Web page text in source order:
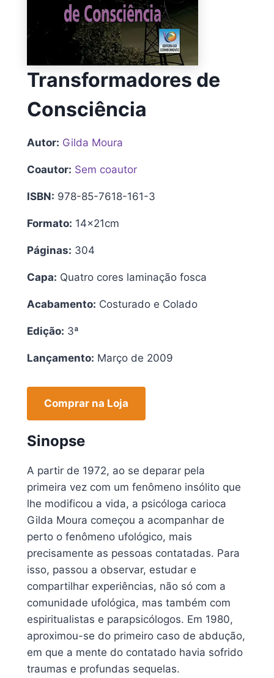
Transformadores de
Consciência
Autor: Gilda Moura
Coautor: Sem coautor
ISBN: 978-85-7618-161-3
Formato: 14x21cm
Páginas: 304
Capa: Quatro cores laminação fosca
Acabamento: Costurado e Colado
Edição: 3ª
Lançamento: Março de 2009
Comprar na Loja
Sinopse
A partir de 1972, ao se deparar pela
primeira vez com um fenômeno insólito que
lhe modificou a vida, a psicóloga carioca
Gilda Moura começou a acompanhar de
perto o fenômeno ufológico, mais
precisamente as pessoas contatadas. Para
isso, passou a observar, estudar e
compartilhar experiências, não só com a
comunidade ufológica, mas também com
espiritualistas e parapsicólogos. Em 1980,
aproximou-se do primeiro caso de abdução,
em que a mente do contatado havia sofrido
traumas e profundas sequelas.